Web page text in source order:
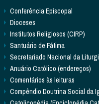
Conferência Episcopal
Dioceses
Institutos Religiosos (CIRP)
Santuário de Fátima
Secretariado Nacional da
Anuário Católico (endereços)
Comentários às leituras
Compêndio Doutrina Social da